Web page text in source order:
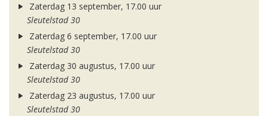
Zaterdag 13 september, 17.00 uur
Sleutelstad 30
Zaterdag 6 september, 17.00 uur
Sleutelstad 30
Zaterdag 30 augustus, 17.00 uur
Sleutelstad 30
Zaterdag 23 augustus, 17.00 uur
Sleutelstad 30